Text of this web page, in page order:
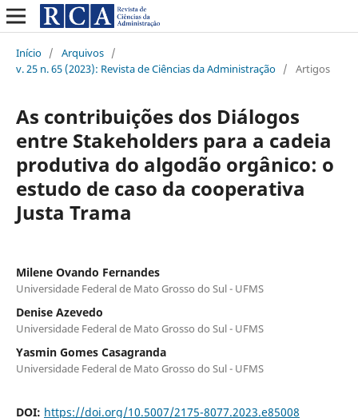
Início / Arquivos /
v. 25 n. 65 (2023): Revista de Ciências da Administração / Artigos
As contribuições dos Diálogos
entre Stakeholders para a cadeia
produtiva do algodão orgânico: o
estudo de caso da cooperativa
Justa Trama
Milene Ovando Fernandes
Universidade Federal de Mato Grosso do Sul - UFMS
Denise Azevedo
Universidade Federal de Mato Grosso do Sul - UFMS
Yasmin Gomes Casagranda
Universidade Federal de Mato Grosso do Sul - UFMS
DOI: https://doi.org/10.5007/2175-8077.2023.e85008